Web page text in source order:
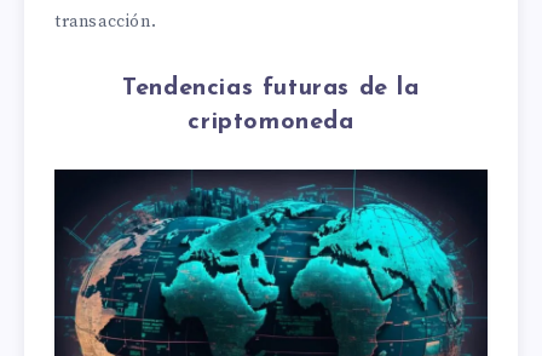
transacción.
Tendencias futuras de la
criptomoneda